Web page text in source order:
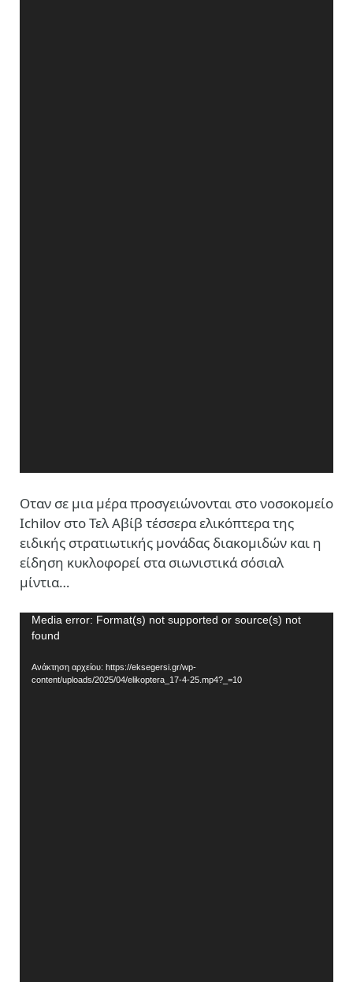
Oταν σε μια μέρα προσγειώνονται στο νοσοκομείο
Ichilov στο Τελ Αβίβ τέσσερα ελικόπτερα της
ειδικής στρατιωτικής μονάδας διακομιδών και η
είδηση κυκλοφορεί στα σιωνιστικά σόσιαλ
μίντια…
Πρόγραμμα
Αναπαραγωγής
Βίντεο
Media error: Format(s) not supported or source(s) not
found
Ανάκτηση αρχείου: https://eksegersi.gr/wp-
content/uploads/2025/04/elikoptera_17-4-25.mp4?_=10